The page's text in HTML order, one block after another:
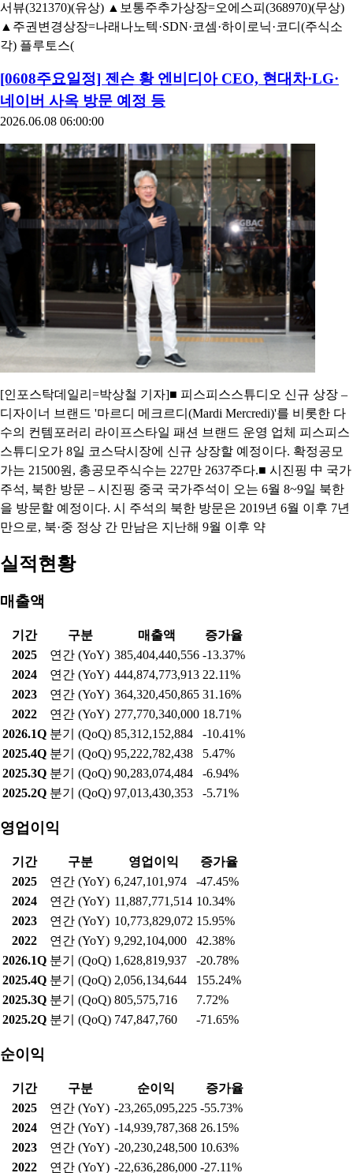
서뷰(321370)(유상) ▲보통주추가상장=오에스피(368970)(무상)
▲주권변경상장=나래나노텍·SDN·코셈·하이로닉·코디(주식소
각) 플루토스(
[0608주요일정] 젠슨 황 엔비디아 CEO, 현대차·LG·
네이버 사옥 방문 예정 등
2026.06.08 06:00:00
[인포스탁데일리=박상철 기자]■ 피스피스스튜디오 신규 상장 –
디자이너 브랜드 '마르디 메크르디(Mardi Mercredi)'를 비롯한 다
수의 컨템포러리 라이프스타일 패션 브랜드 운영 업체 피스피스
스튜디오가 8일 코스닥시장에 신규 상장할 예정이다. 확정공모
가는 21500원, 총공모주식수는 227만 2637주다.■ 시진핑 中 국가
주석, 북한 방문 – 시진핑 중국 국가주석이 오는 6월 8~9일 북한
을 방문할 예정이다. 시 주석의 북한 방문은 2019년 6월 이후 7년
만으로, 북·중 정상 간 만남은 지난해 9월 이후 약
실적현황
매출액
기간 구분 매출액
증가율
2025
연간 (YoY) 385,404,440,556 -13.37%
2024
연간 (YoY) 444,874,773,913 22.11%
2023
연간 (YoY) 364,320,450,865 31.16%
2022
연간 (YoY) 277,770,340,000 18.71%
2026.1Q 분기 (QoQ) 85,312,152,884
-10.41%
2025.4Q 분기 (QoQ) 95,222,782,438
5.47%
2025.3Q 분기 (QoQ) 90,283,074,484
-6.94%
2025.2Q 분기 (QoQ) 97,013,430,353 -5.71%
영업이익
기간 구분 영업이익
증가율
2025
연간 (YoY) 6,247,101,974
-47.45%
2024
연간 (YoY) 11,887,771,514 10.34%
2023
연간 (YoY) 10,773,829,072 15.95%
2022
연간 (YoY) 9,292,104,000
42.38%
2026.1Q 분기 (QoQ) 1,628,819,937
-20.78%
2025.4Q 분기 (QoQ) 2,056,134,644
155.24%
2025.3Q 분기 (QoQ) 805,575,716
7.72%
2025.2Q 분기 (QoQ) 747,847,760 -71.65%
순이익
기간 구분 순이익
증가율
2025
연간 (YoY) -23,265,095,225 -55.73%
2024
연간 (YoY) -14,939,787,368 26.15%
2023
연간 (YoY) -20,230,248,500 10.63%
2022
연간 (YoY) -22,636,286,000 -27.11%